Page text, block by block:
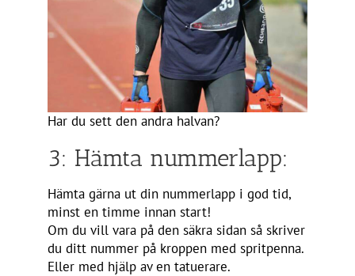
Har du sett den andra halvan?
3: Hämta nummerlapp:
Hämta gärna ut din nummerlapp i god tid,
minst en timme innan start!
Om du vill vara på den säkra sidan så skriver
du ditt nummer på kroppen med spritpenna.
Eller med hjälp av en tatuerare.